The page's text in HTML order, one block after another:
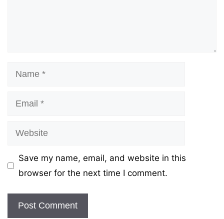
Name
Email
Website
Save my name, email, and website in this
browser for the next time I comment.